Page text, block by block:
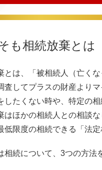
も相続放棄とは
とは、「被相続人（亡く
査してプラスの財産より
したくない時や、特定の
はほかの相続人との相談
低限度の相続できる「法定
相続について、3つの方法